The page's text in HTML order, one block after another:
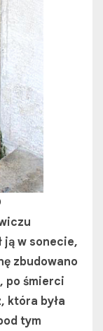
ją w sonecie,
zbudowano
po śmierci
która była
tym